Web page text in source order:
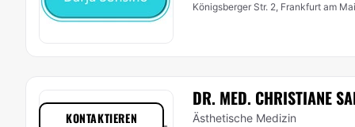
Königsberger Str. 2, Frankfurt am
DR. MED. CHRISTIANE
Ästhetische Medizin
KONTAKTIEREN